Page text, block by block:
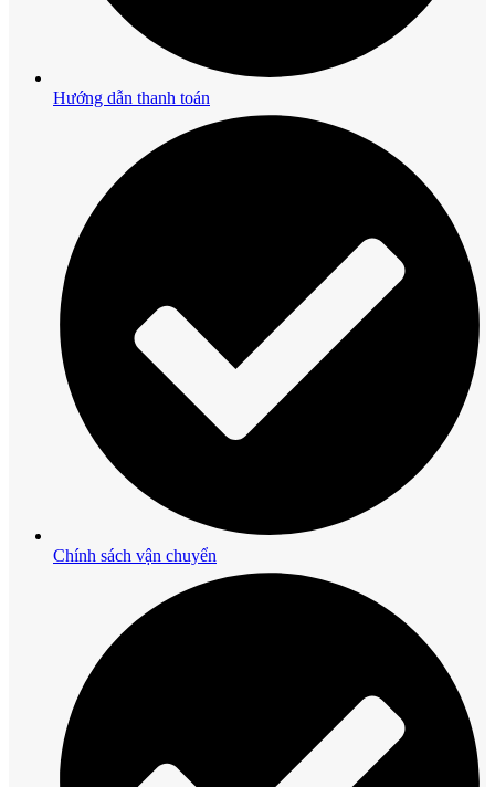
Hướng dẫn thanh toán
Chính sách vận chuyển